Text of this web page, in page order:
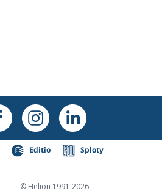
Editio Sploty
© Helion 1991-2026